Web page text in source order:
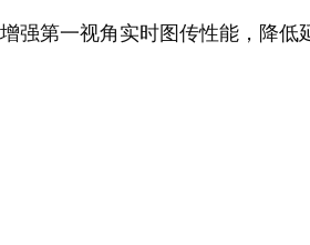
增强第一视角实时图传性能，降低